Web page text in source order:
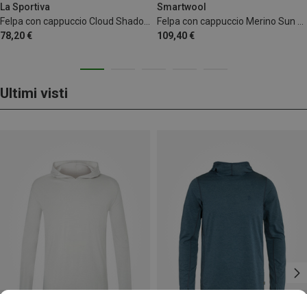
La Sportiva
78,20 €
Smartwool
109,40 €
Ultimi visti